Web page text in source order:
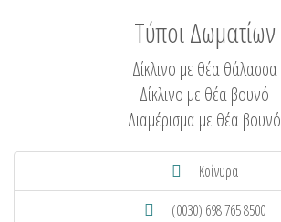
Τύποι Δωματίων
Δίκλινο με θέα θάλασσα
Δίκλινο με θέα βουνό
Διαμέρισμα με θέα βουνό
Κοίνυρα
(0030) 698 765 8500